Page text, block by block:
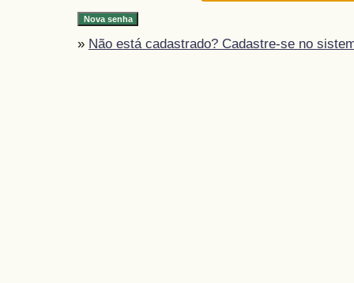
» Não está cadastrado? Cadastre-se no